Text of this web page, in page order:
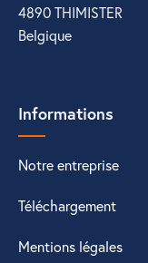
4890 THIMISTER
Belgique
Informations
Notre entreprise
Téléchargement
Mentions légales